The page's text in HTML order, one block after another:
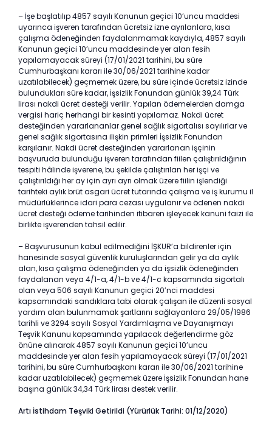
– İşe başlatılıp 4857 sayılı Kanunun geçici 10’uncu maddesi
uyarınca işveren tarafından ücretsiz izne ayrılanlara, kısa
çalışma ödeneğinden faydalanmamak kaydıyla, 4857 sayılı
Kanunun geçici 10’uncu maddesinde yer alan fesih
yapılamayacak süreyi (17/01/2021 tarihini, bu süre
Cumhurbaşkanı kararı ile 30/06/2021 tarihine kadar
uzatılabilecek) geçmemek üzere, bu süre içinde ücretsiz izinde
bulundukları süre kadar, İşsizlik Fonundan günlük 39,24 Türk
lirası nakdi ücret desteği verilir. Yapılan ödemelerden damga
vergisi hariç herhangi bir kesinti yapılamaz. Nakdi ücret
desteğinden yararlananlar genel sağlık sigortalısı sayılırlar ve
genel sağlık sigortasına ilişkin primleri İşsizlik Fonundan
karşılanır. Nakdi ücret desteğinden yararlanan işçinin
başvuruda bulunduğu işveren tarafından fiilen çalıştırıldığının
tespiti hâlinde işverene, bu şekilde çalıştırılan her işçi ve
çalıştırıldığı her ay için ayrı ayrı olmak üzere fiilin işlendiği
tarihteki aylık brüt asgari ücret tutarında çalışma ve iş kurumu il
müdürlüklerince idari para cezası uygulanır ve ödenen nakdi
ücret desteği ödeme tarihinden itibaren işleyecek kanuni faizi ile
birlikte işverenden tahsil edilir.
– Başvurusunun kabul edilmediğini İŞKUR’a bildirenler için
hanesinde sosyal güvenlik kuruluşlarından gelir ya da aylık
alan, kısa çalışma ödeneğinden ya da işsizlik ödeneğinden
faydalanan veya 4/1-a, 4/1-b ve 4/1-c kapsamında sigortalı
olan veya 506 sayılı Kanunun geçici 20’nci maddesi
kapsamındaki sandıklara tabi olarak çalışan ile düzenli sosyal
yardım alan bulunmamak şartlarını sağlayanlara 29/05/1986
tarihli ve 3294 sayılı Sosyal Yardımlaşma ve Dayanışmayı
Teşvik Kanunu kapsamında yapılacak değerlendirme göz
önüne alınarak 4857 sayılı Kanunun geçici 10’uncu
maddesinde yer alan fesih yapılamayacak süreyi (17/01/2021
tarihini, bu süre Cumhurbaşkanı kararı ile 30/06/2021 tarihine
kadar uzatılabilecek) geçmemek üzere İşsizlik Fonundan hane
başına günlük 34,34 Türk lirası destek verilir.
Artı İstihdam Teşviki Getirildi (Yürürlük Tarihi: 01/12/2020)